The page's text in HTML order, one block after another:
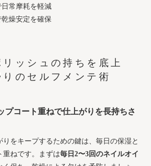
日常摩耗を軽減
乾燥安定を確保
ッシュの持ちを底上
のセルフメンテ術
プコート重ねで仕上がりを長持ちさ
りをキープするための鍵は、毎日の保湿と
重ねです。まずは毎日2〜3回のネイルオイ